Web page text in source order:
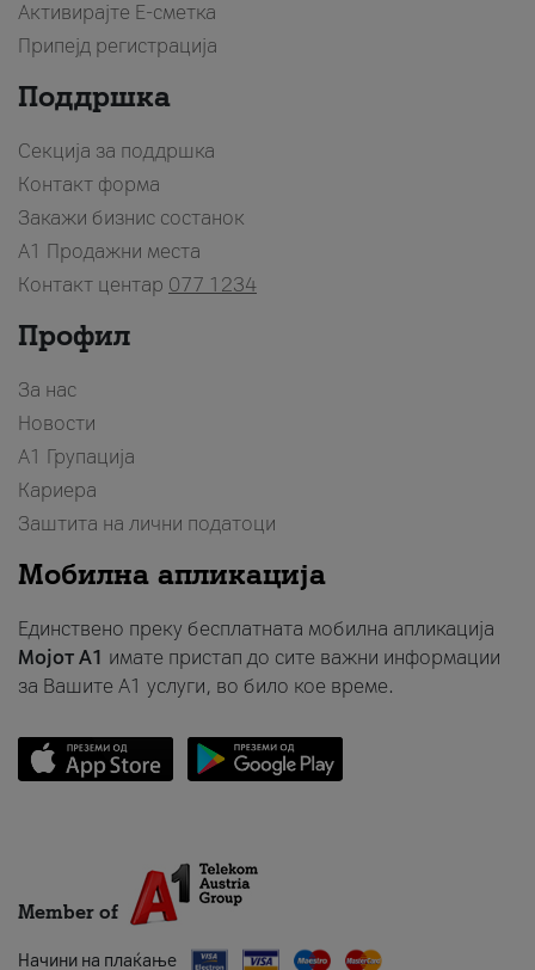
Активирајте Е-сметка
Припејд регистрација
Поддршка
Секција за поддршка
Контакт форма
Закажи бизнис состанок
A1 Продажни места
Контакт центар 077 1234
Профил
За нас
Новости
А1 Групација
Кариера
Заштита на лични податоци
Мобилна апликација
Единствено преку бесплатната мобилна апликација
Мојот A1 имате пристап до сите важни информации
за Вашите A1 услуги, во било кое време.
Member of
Начини на плаќање